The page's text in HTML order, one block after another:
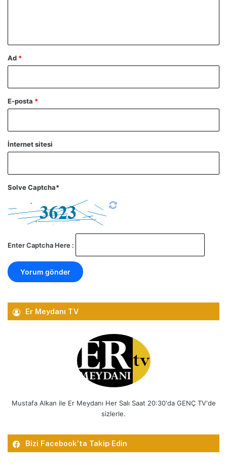
Ad *
E-posta *
İnternet sitesi
Solve Captcha*
Enter Captcha Here :
Er Meydanı TV
Mustafa Alkan ile Er Meydanı Her Salı Saat 20:30'da GENÇ TV'de
sizlerle.
Bizi Facebook’ta Takip Edin